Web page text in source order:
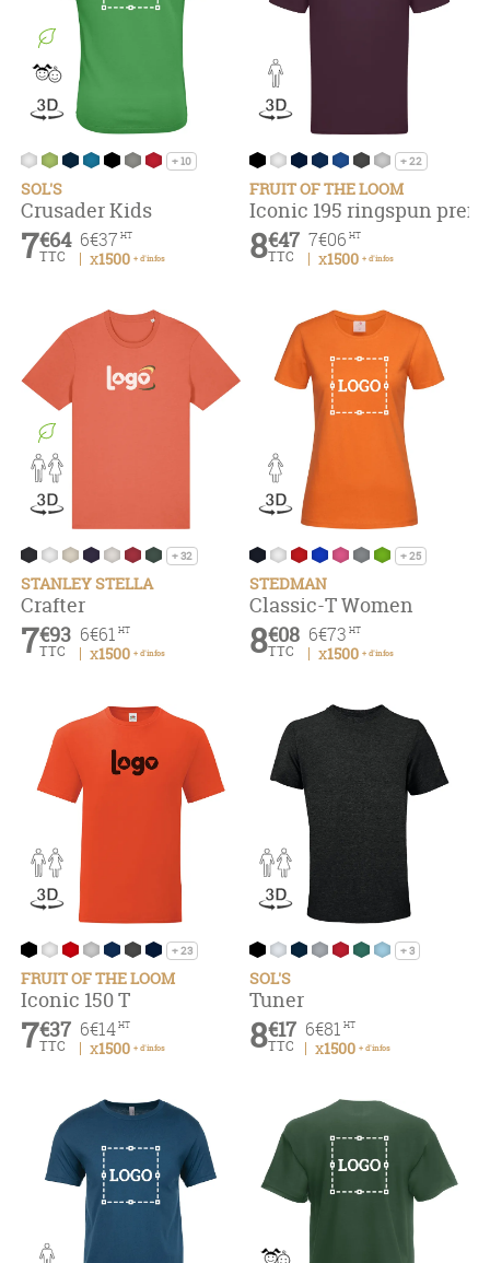
+ 10
SOL'S
Crusader Kids
6€37 HT
x1500 + d'infos
7€64
TTC
+ 22
FRUIT OF THE LOOM
Iconic 195 ringspun
7€06 HT
x1500 + d'infos
8€47
TTC
+ 32
STANLEY STELLA
Crafter
6€61 HT
x1500 + d'infos
7€93
TTC
+ 25
STEDMAN
Classic-T Women
6€73 HT
x1500 + d'infos
8€08
TTC
+ 23
FRUIT OF THE LOOM
Iconic 150 T
6€14 HT
x1500 + d'infos
7€37
TTC
+ 3
SOL'S
Tuner
6€81 HT
x1500 + d'infos
8€17
TTC